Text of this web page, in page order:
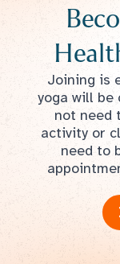
Joining is
yoga will be
not need
activity or
need to